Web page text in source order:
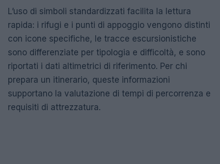
L’uso di simboli standardizzati facilita la lettura
rapida: i rifugi e i punti di appoggio vengono distinti
con icone specifiche, le tracce escursionistiche
sono differenziate per tipologia e difficoltà, e sono
riportati i dati altimetrici di riferimento. Per chi
prepara un itinerario, queste informazioni
supportano la valutazione di tempi di percorrenza e
requisiti di attrezzatura.